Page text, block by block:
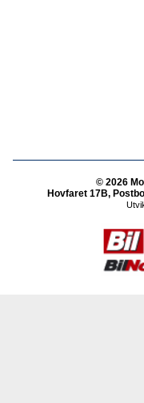
© 2026
Hovfaret 17B,